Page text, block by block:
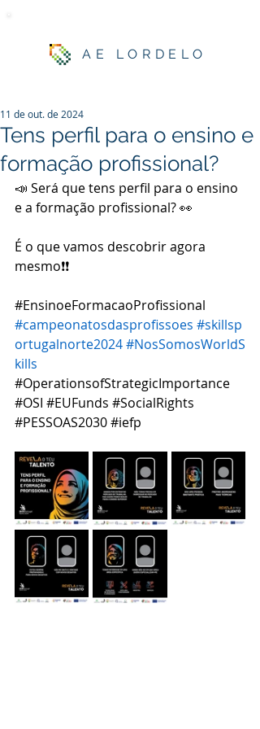
AE LORDELO
Tens perfil para o ensino e
formação profissional?
11 de out. de 2024
📣 Será que tens perfil para o ensino
e a formação profissional? 👀
É o que vamos descobrir agora
mesmo❗❗
#EnsinoeFormacaoProfissional
#campeonatosdasprofissoes #skillsp
ortugalnorte2024#NosSomosWorldS
kills
#OperationsofStrategicImportance
#OSI #EUFunds #SocialRights
#PESSOAS2030#iefp